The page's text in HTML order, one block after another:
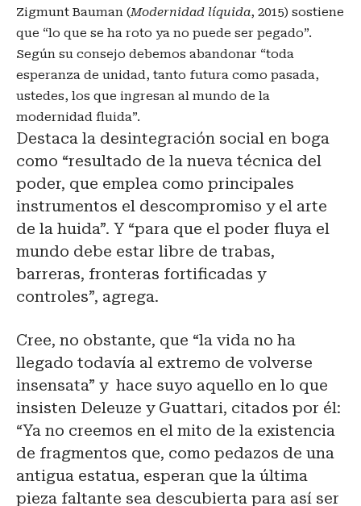
Zigmunt Bauman (Modernidad líquida, 2015) sostiene
que “lo que se ha roto ya no puede ser pegado”.
Según su consejo debemos abandonar “toda
esperanza de unidad, tanto futura como pasada,
ustedes, los que ingresan al mundo de la
modernidad fluida”.
Destaca la desintegración social en boga
como “resultado de la nueva técnica del
poder, que emplea como principales
instrumentos el descompromiso y el arte
de la huida”. Y “para que el poder fluya el
mundo debe estar libre de trabas,
barreras, fronteras fortificadas y
controles”, agrega.
Cree, no obstante, que “la vida no ha
llegado todavía al extremo de volverse
insensata” y hace suyo aquello en lo que
insisten Deleuze y Guattari, citados por él:
“Ya no creemos en el mito de la existencia
de fragmentos que, como pedazos de una
antigua estatua, esperan que la última
pieza faltante sea descubierta para así ser